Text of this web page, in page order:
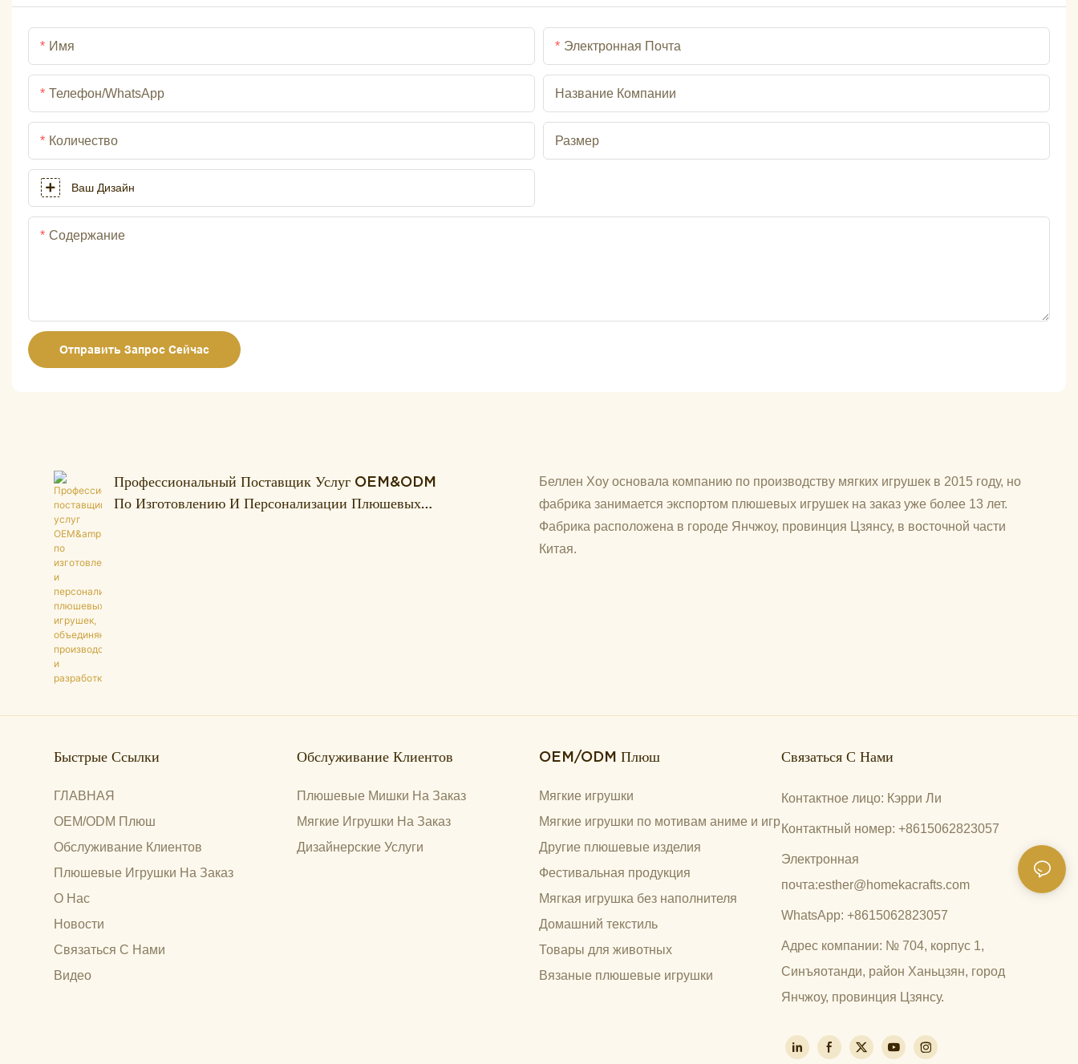
Имя Электронная Почта
Телефон/WhatsApp Название Компании
Количество Размер
Ваш Дизайн
Содержание
Отправить Запрос Сейчас
Профессиональный Поставщик Услуг OEM&ODM
По Изготовлению И Персонализации Плюшевых
Беллен Хоу основала компанию по производству мягких игрушек в 2015 году, но
фабрика занимается экспортом плюшевых игрушек на заказ уже более 13 лет.
Фабрика расположена в городе Янчжоу, провинция Цзянсу, в восточной части
Китая.
Быстрые Ссылки
ГЛАВНАЯ
OEM/ODM Плюш
Обслуживание Клиентов
Плюшевые Игрушки На Заказ
О Нас
Новости
Связаться С Нами
Видео
Обслуживание Клиентов
Плюшевые Мишки На Заказ
Мягкие Игрушки На Заказ
Дизайнерские Услуги
OEM/ODM Плюш
Мягкие игрушки
Мягкие игрушки по мотивам аниме и игр
Другие плюшевые изделия
Фестивальная продукция
Мягкая игрушка без наполнителя
Домашний текстиль
Товары для животных
Вязаные плюшевые игрушки
Связаться С Нами
Контактное лицо: Кэрри Ли
Контактный номер: +8615062823057
Электронная
почта:esther@homekacrafts.com
WhatsApp: +8615062823057
Адрес компании: № 704, корпус 1,
Синъяотанди, район Ханьцзян, город
Янчжоу, провинция Цзянсу.